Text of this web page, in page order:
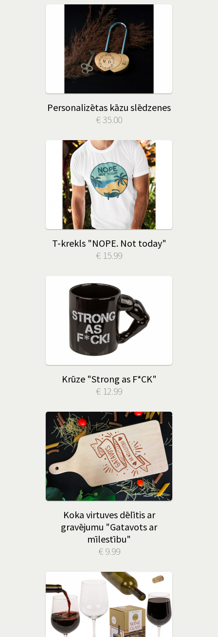
Personalizētas kāzu slēdzenes
€ 35.00
T-krekls "NOPE. Not today"
€ 15.99
Krūze "Strong as F*CK"
€ 12.99
Koka virtuves dēlītis ar
gravējumu "Gatavots ar
mīlestību"
€ 9.99